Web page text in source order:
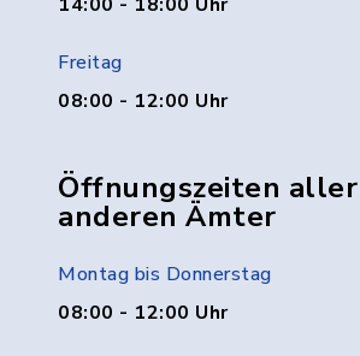
Freitag
08:00 - 12:00 Uhr
Öffnungszeiten aller
anderen Ämter
Montag bis Donnerstag
08:00 - 12:00 Uhr